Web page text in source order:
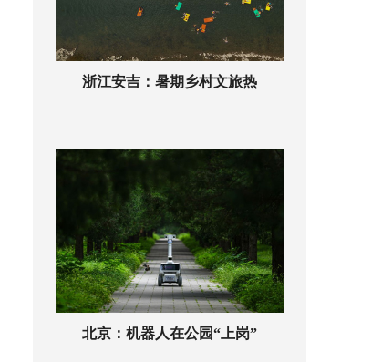
浙江安吉：暑期乡村文旅热
北京：机器人在公园“上岗”